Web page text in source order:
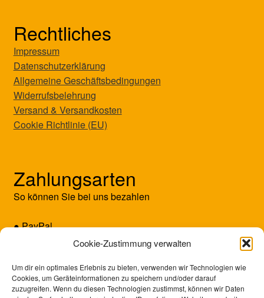
Cookie-Zustimmung verwalten
Um dir ein optimales Erlebnis zu bieten, verwenden wir Technologien wie
Cookies, um Geräteinformationen zu speichern und/oder darauf
zuzugreifen. Wenn du diesen Technologien zustimmst, können wir Daten
Rechtliches
Impressum
Datenschutzerklärung
Allgemeine Geschäftsbedingungen
Widerrufsbelehrung
Versand & Versandkosten
Cookie Richtlinie (EU)
Zahlungsarten
So können Sie bei uns bezahlen
● PayPal
● Kreditkarte (Mastercard/Visa)